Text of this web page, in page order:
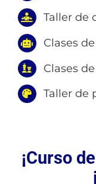
Taller de
Clases
Clases
Taller de
¡Curso